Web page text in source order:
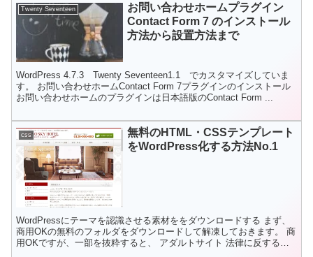
Twenty Seventeen
お問い合わせホームプラグイン
Contact Form 7 のインストール
方法から設置方法まで
WordPress 4.7.3 Twenty Seventeen1.1 でカスタマイズしていま
す。 お問い合わせホームContact Form 7プラグインのインストール
お問い合わせホームのプラグインは日本語版のContact Form ...
css
無料のHTML・CSSテンプレート
をWordPress化する方法No.1
WordPressにテーマを認識させる素材ををダウンロードする まず、
商用OKの無料のフォルダをダウンロードして解凍しておきます。 商
用OKですが、一部を抜粋すると、 アダルトサイト 法律に反するサ